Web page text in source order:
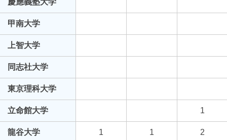
慶應義塾大学
甲南大学
上智大学
同志社大学
東京理科大学
立命館大学 1
龍谷大学 1 1 2